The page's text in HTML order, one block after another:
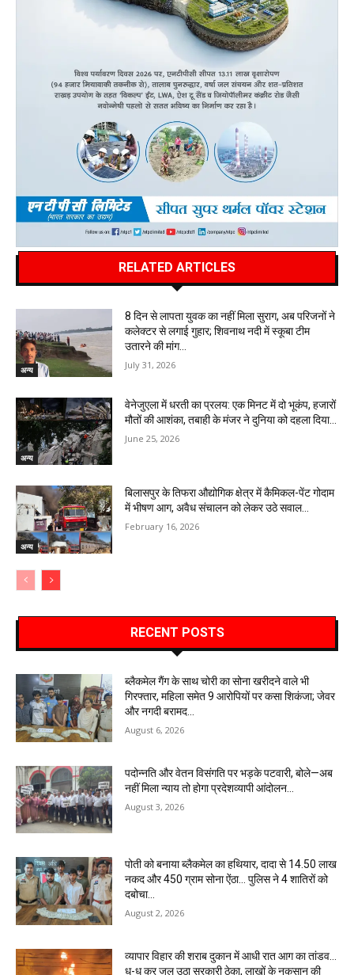
RELATED ARTICLES
अन्य
8 दिन से लापता युवक का नहीं मिला सुराग, अब परिजनों ने
कलेक्टर से लगाई गुहार; शिवनाथ नदी में स्कूबा टीम
उतारने की मांग…
July 31, 2026
अन्य
वेनेजुएला में धरती का प्रलय: एक मिनट में दो भूकंप, हजारों
मौतों की आशंका, तबाही के मंजर ने दुनिया को दहला दिया…
June 25, 2026
अन्य
बिलासपुर के तिफरा औद्योगिक क्षेत्र में कैमिकल-पेंट गोदाम
में भीषण आग, अवैध संचालन को लेकर उठे सवाल…
February 16, 2026
RECENT POSTS
ब्लैकमेल गैंग के साथ चोरी का सोना खरीदने वाले भी
गिरफ्तार, महिला समेत 9 आरोपियों पर कसा शिकंजा; जेवर
और नगदी बरामद…
August 6, 2026
पदोन्नति और वेतन विसंगति पर भड़के पटवारी, बोले—अब
नहीं मिला न्याय तो होगा प्रदेशव्यापी आंदोलन…
August 3, 2026
पोती को बनाया ब्लैकमेल का हथियार, दादा से 14.50 लाख
नकद और 450 ग्राम सोना ऐंठा… पुलिस ने 4 शातिरों को
दबोचा…
August 2, 2026
व्यापार विहार की शराब दुकान में आधी रात आग का तांडव…
धू-धू कर जल उठा सरकारी ठेका, लाखों के नुकसान की